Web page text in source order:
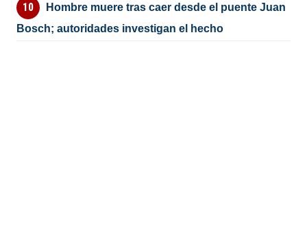
Hombre muere tras caer desde el puente Juan
Bosch; autoridades investigan el hecho